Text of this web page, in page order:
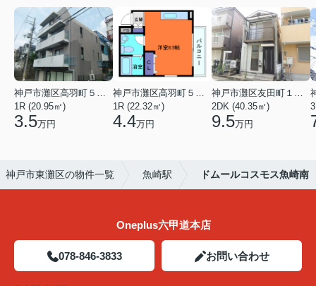
神戸市灘区高羽町５丁目
1R (20.95㎡)
3.5万円
神戸市灘区高羽町５丁目
1R (22.32㎡)
4.4万円
神戸市灘区友田町１丁目
2DK (40.35㎡)
9.5万円
神戸市東灘区の物件一覧 魚崎駅 ドムールコスモス魚崎南
Oneplus六甲道本店
078-846-3833 お問い合わせ